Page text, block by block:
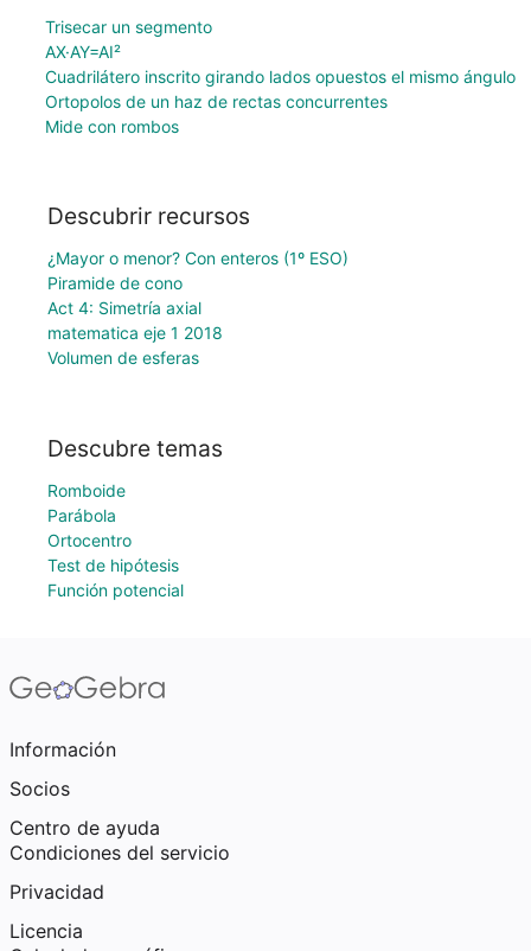
Trisecar un segmento
AX·AY=AI²
Cuadrilátero inscrito girando lados opuestos el mismo ángulo
Ortopolos de un haz de rectas concurrentes
Mide con rombos
Descubrir recursos
¿Mayor o menor? Con enteros (1º ESO)
Piramide de cono
Act 4: Simetría axial
matematica eje 1 2018
Volumen de esferas
Descubre temas
Romboide
Parábola
Ortocentro
Test de hipótesis
Función potencial
Información
Socios
Centro de ayuda
Condiciones del servicio
Privacidad
Licencia